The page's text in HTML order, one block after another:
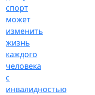
спорт
может
изменить
жизнь
каждого
человека
с
инвалидностью